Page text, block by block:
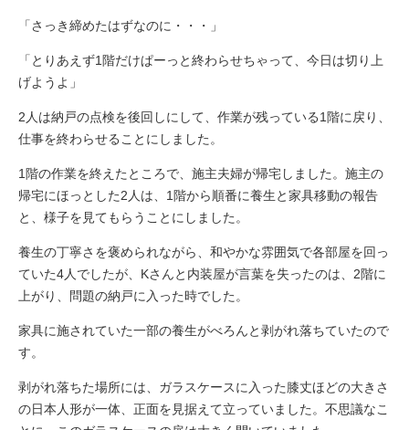
「さっき締めたはずなのに・・・」
「とりあえず1階だけぱーっと終わらせちゃって、今日は切り上
げようよ」
2人は納戸の点検を後回しにして、作業が残っている1階に戻り、
仕事を終わらせることにしました。
1階の作業を終えたところで、施主夫婦が帰宅しました。施主の
帰宅にほっとした2人は、1階から順番に養生と家具移動の報告
と、様子を見てもらうことにしました。
養生の丁寧さを褒められながら、和やかな雰囲気で各部屋を回っ
ていた4人でしたが、Kさんと内装屋が言葉を失ったのは、2階に
上がり、問題の納戸に入った時でした。
家具に施されていた一部の養生がべろんと剥がれ落ちていたので
す。
剥がれ落ちた場所には、ガラスケースに入った膝丈ほどの大きさ
の日本人形が一体、正面を見据えて立っていました。不思議なこ